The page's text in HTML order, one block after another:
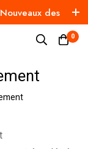
design 3D
0